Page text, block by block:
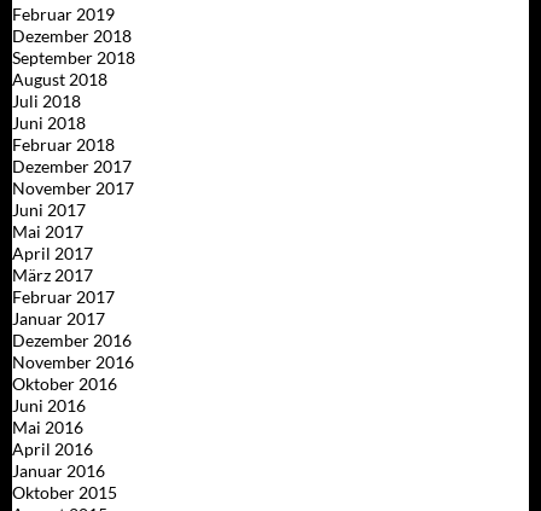
Februar 2019
Dezember 2018
September 2018
August 2018
Juli 2018
Juni 2018
Februar 2018
Dezember 2017
November 2017
Juni 2017
Mai 2017
April 2017
März 2017
Februar 2017
Januar 2017
Dezember 2016
November 2016
Oktober 2016
Juni 2016
Mai 2016
April 2016
Januar 2016
Oktober 2015